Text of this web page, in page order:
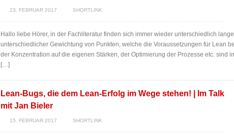
23. FEBRUAR 2017 SHORTLINK
Hallo liebe Hörer, in der Fachliteratur finden sich immer wieder unterschiedlich
unterschiedlicher Gewichtung von Punkten, welche die Voraussetzungen für Lean
der Konzentration auf die eigenen Stärken, der Optimierung der Prozesse etc. sind
[…]
Lean-Bugs, die dem Lean-Erfolg im Wege stehen! | Im Talk
mit Jan Bieler
15. FEBRUAR 2017 SHORTLINK